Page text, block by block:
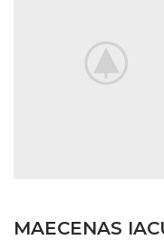
MAECENAS